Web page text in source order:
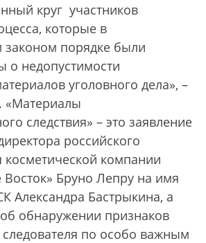
круг участников
которые в
законом порядке были
о недопустимости
уголовного дела», –
«Материалы
следствия» – это заявление
российского
косметической компании
Бруно Лепру на имя
Александра Бастрыкина, а
обнаружении признаков
следователя по особо важным